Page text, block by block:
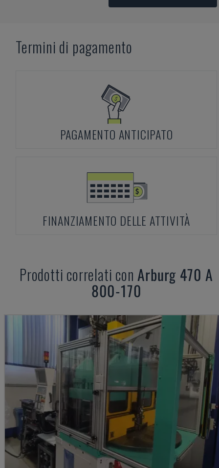
Termini di pagamento
PAGAMENTO ANTICIPATO
FINANZIAMENTO DELLE ATTIVITÀ
Prodotti correlati conArburg 470 A
800-170